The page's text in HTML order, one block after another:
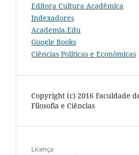
Editora Cultura Acadêmica
Indexadores
Academia.Edu
Google Books
Ciências Políticas e Econômicas
Copyright (c) 2016 Faculdade
Filosofia e Ciências
Licença